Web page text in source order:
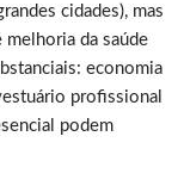
cidades), mas
da saúde
economia
profissional
podem